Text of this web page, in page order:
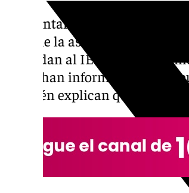
El Ayuntamiento del
cancele la asistencia del
trasladan al IES Los
Así lo han informado en una
también explican que han